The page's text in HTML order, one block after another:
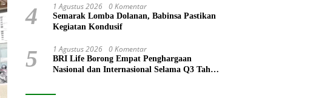
4 1 Agustus 2026 0 Komentar
Semarak Lomba Dolanan, Babinsa Pastikan
Kegiatan Kondusif
5 1 Agustus 2026 0 Komentar
BRI Life Borong Empat Penghargaan
Nasional dan Internasional Selama Q3 Tahun